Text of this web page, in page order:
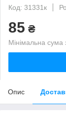
Код: 31331к
85 ₴
Мінімальна
Опис